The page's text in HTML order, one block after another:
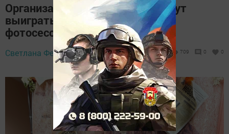
Организации Менделеевска могут
выиграть профессиональную
фотосессию
Светлана Федотова, 16 сентября 2024 -
18:36
709 0 0